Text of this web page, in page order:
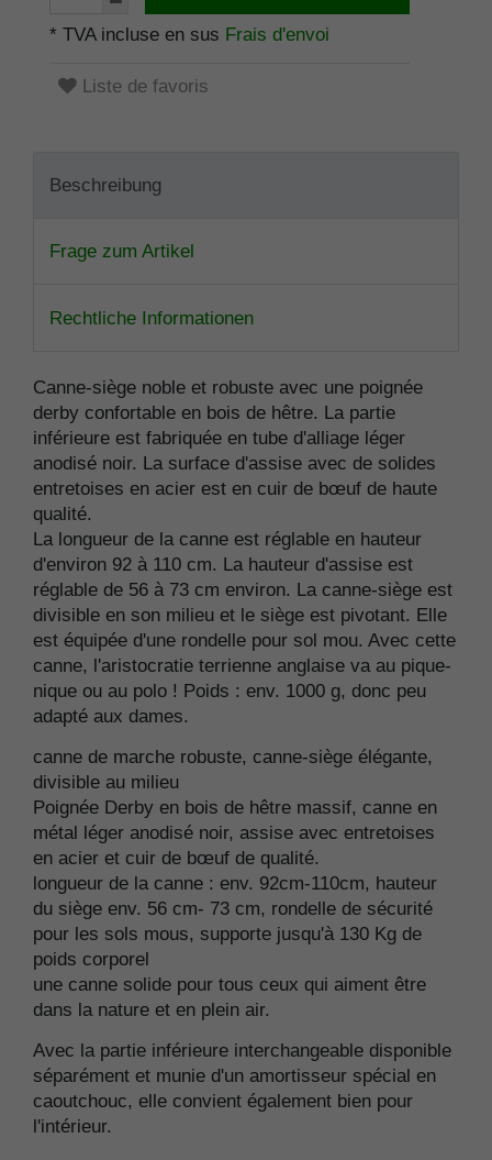
* TVA incluse en sus Frais d'envoi
Liste de favoris
Beschreibung
Frage zum Artikel
Rechtliche Informationen
Canne-siège noble et robuste avec une poignée
derby confortable en bois de hêtre. La partie
inférieure est fabriquée en tube d'alliage léger
anodisé noir. La surface d'assise avec de solides
entretoises en acier est en cuir de bœuf de haute
qualité.
La longueur de la canne est réglable en hauteur
d'environ 92 à 110 cm. La hauteur d'assise est
réglable de 56 à 73 cm environ. La canne-siège est
divisible en son milieu et le siège est pivotant. Elle
est équipée d'une rondelle pour sol mou. Avec cette
canne, l'aristocratie terrienne anglaise va au pique-
nique ou au polo ! Poids : env. 1000 g, donc peu
adapté aux dames.
canne de marche robuste, canne-siège élégante,
divisible au milieu
Poignée Derby en bois de hêtre massif, canne en
métal léger anodisé noir, assise avec entretoises
en acier et cuir de bœuf de qualité.
longueur de la canne : env. 92cm-110cm, hauteur
du siège env. 56 cm- 73 cm, rondelle de sécurité
pour les sols mous, supporte jusqu'à 130 Kg de
poids corporel
une canne solide pour tous ceux qui aiment être
dans la nature et en plein air.
Avec la partie inférieure interchangeable disponible
séparément et munie d'un amortisseur spécial en
caoutchouc, elle convient également bien pour
l'intérieur.